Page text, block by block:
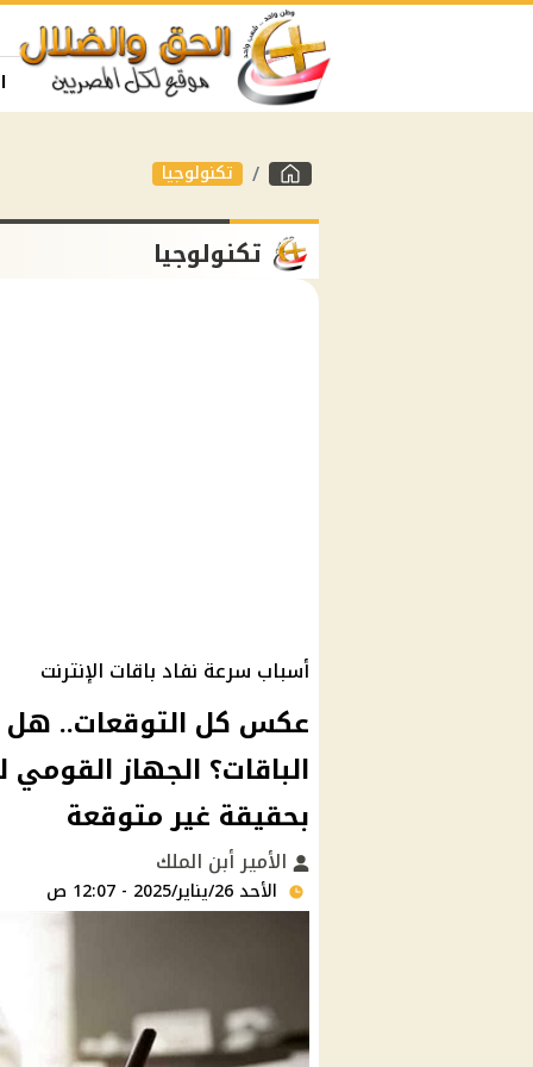
تكنولوجيا
تكنولوجيا
أسباب سرعة نفاد باقات الإنترنت
عكس كل التوقعات.. هل
الباقات؟ الجهاز
بحقيقة غير متوقعة
الأمير أبن الملك
الأحد 26/يناير/2025 - 12:07 ص